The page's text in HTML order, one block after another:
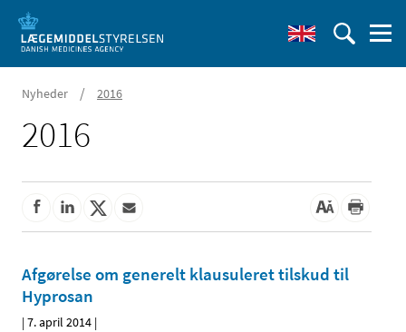
Nyheder / 2016
2016
Afgørelse om generelt klausuleret tilskud til
Hyprosan
|7. april 2014 |